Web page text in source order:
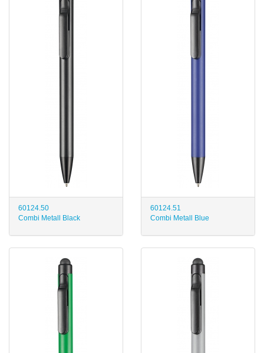
60124.50
Combi Metall Black
60124.51
Combi Metall Blue